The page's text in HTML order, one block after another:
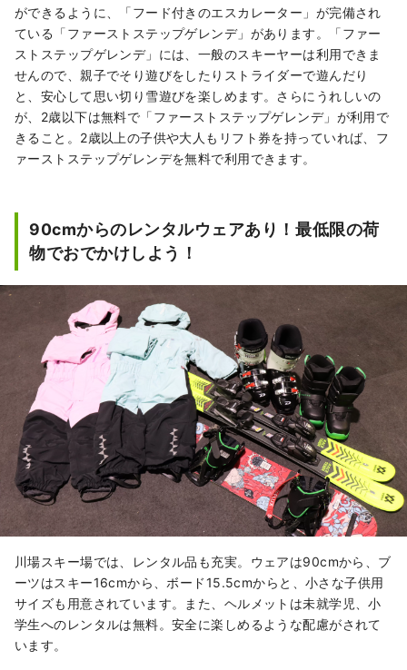
ができるように、「フード付きのエスカレーター」が完備され
ている「ファーストステップゲレンデ」があります。「ファー
ストステップゲレンデ」には、一般のスキーヤーは利用できま
せんので、親子でそり遊びをしたりストライダーで遊んだり
と、安心して思い切り雪遊びを楽しめます。さらにうれしいの
が、2歳以下は無料で「ファーストステップゲレンデ」が利用で
きること。2歳以上の子供や大人もリフト券を持っていれば、フ
ァーストステップゲレンデを無料で利用できます。
90cmからのレンタルウェアあり！最低限の荷
物でおでかけしよう！
川場スキー場では、レンタル品も充実。ウェアは90cmから、ブ
ーツはスキー16cmから、ボード15.5cmからと、小さな子供用
サイズも用意されています。また、ヘルメットは未就学児、小
学生へのレンタルは無料。安全に楽しめるような配慮がされて
います。